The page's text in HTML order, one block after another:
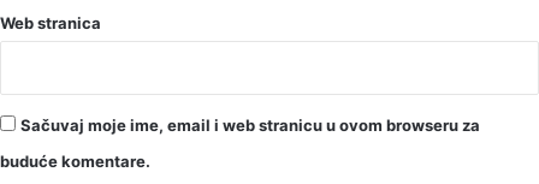
Web stranica
Sačuvaj moje ime, email i web stranicu u ovom browseru za
buduće komentare.